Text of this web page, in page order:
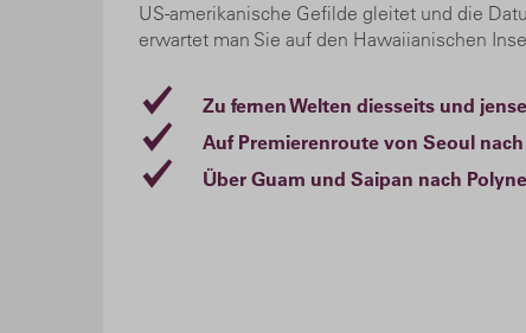
US-amerikanische Gefilde gleitet und die
erwartet man Sie auf den Hawaiianischen
Zu fernen Welten diesseits und
Auf Premierenroute von Seoul
Über Guam und Saipan nach